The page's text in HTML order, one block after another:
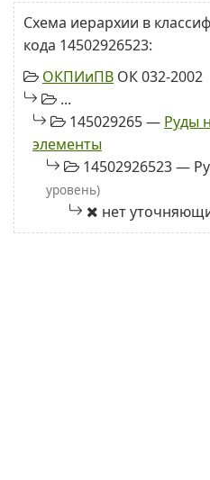
Схема иерархии в
кода 14502926523:
ОКПИиПВ ОК 032-2002
...
145029265 — Руды
элементы
14502926523 —
уровень)
нет